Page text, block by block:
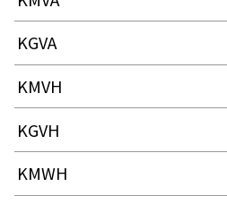
KGVA
KMVH
KGVH
KMWH